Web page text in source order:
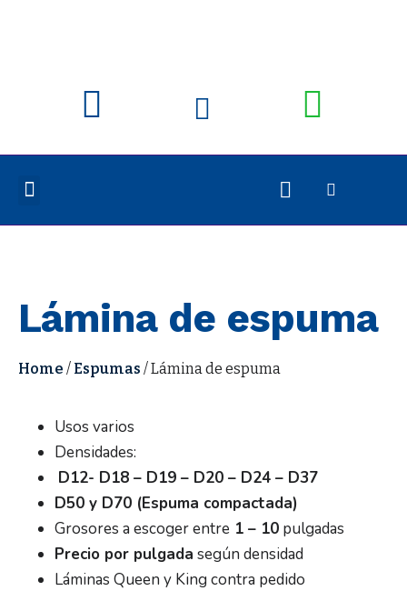
Lámina de espuma
Home / Espumas / Lámina de espuma
Usos varios
Densidades:
D12- D18 – D19 – D20 – D24 – D37
D50 y D70 (Espuma compactada)
Grosores a escoger entre 1 – 10 pulgadas
Precio por pulgada según densidad
Láminas Queen y King contra pedido